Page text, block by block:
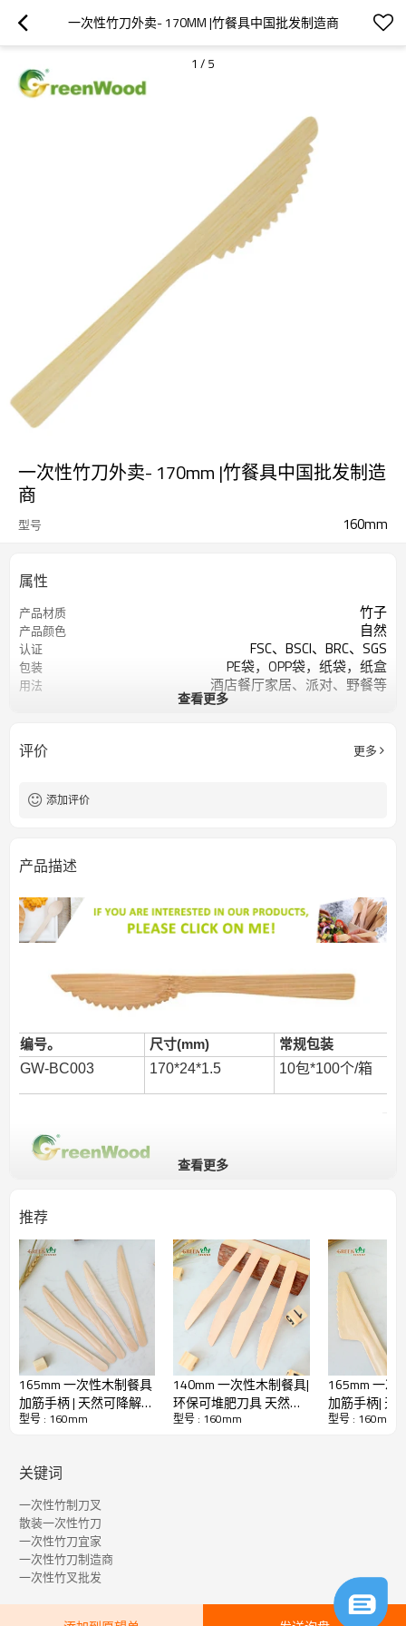
一次性竹刀外卖- 170MM |竹餐具中国批发制造商
1 / 5
一次性竹刀外卖- 170mm |竹餐具中国批发制造
商
型号 160mm
属性
产品材质 竹子
产品颜色 自然
认证 FSC、BSCI、BRC、SGS
包装 PE袋，OPP袋，纸袋，纸盒
用法 酒店餐厅家居、派对、野餐等
查看更多
评价 更多
添加评价
产品描述
编号。 尺寸(mm) 常规包装
GW-BC003 170*24*1.5 10包*100个/箱
查看更多
推荐
165mm 一次性木制餐具
加筋手柄 | 天然可降解木
刀 | 环保可堆肥刀具
型号 : 160mm
140mm 一次性木制餐具|
环保可堆肥刀具 天然可
降解木刀
型号 : 160mm
165mm 一次
加筋手柄| 天
刀 | 环保可堆
型号 : 160mm
关键词
一次性竹制刀叉
散装一次性竹刀
一次性竹刀宜家
一次性竹刀制造商
一次性竹叉批发